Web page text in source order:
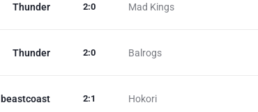
Thunder Mad Kings
2:0
Thunder Balrogs
2:0
beastcoast Hokori
2:1